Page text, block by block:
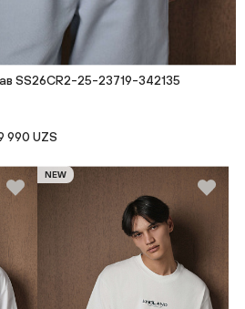
SS26CR2-25-23719-342135
990 UZS
NEW